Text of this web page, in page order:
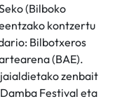
(Bilboko
kontzertu
Bilbotxeros
(BAE).
zenbait
Festival eta